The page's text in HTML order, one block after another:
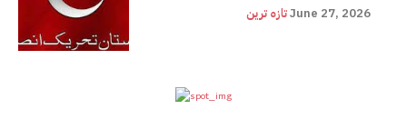
تازہ ترینJune 27, 2026